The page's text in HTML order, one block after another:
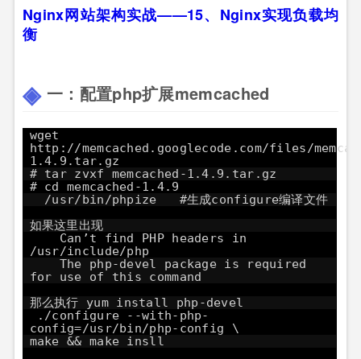
Nginx网站架构实战——15、Nginx实现负载均
衡
一：配置php扩展memcached
wget
http://memcached.googlecode.com/files/
1.4.9.tar.gz
# tar zvxf memcached-1.4.9.tar.gz
# cd memcached-1.4.9
/usr/bin/phpize #生成configure编译文件
如果这里出现
Can’t find PHP headers in
/usr/include/php
The php-devel package is required
for use of this command
那么执行 yum install php-devel
./configure --with-php-
config=/usr/bin/php-config \
make && make insll